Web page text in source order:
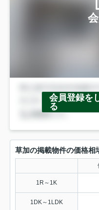
会員登録を
る
草加の掲載物件の価格相
1R～1K
1DK～1LDK